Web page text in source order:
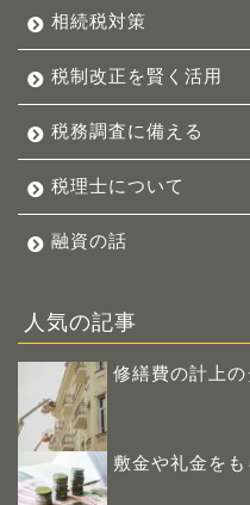
相続税対策
税制改正を賢く活用
税務調査に備える
税理士について
融資の話
人気の記事
修繕費の計上
敷金や礼金を